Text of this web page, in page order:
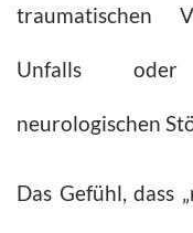
traumatischen
Unfalls oder
neurologischen
Das Gefühl, dass